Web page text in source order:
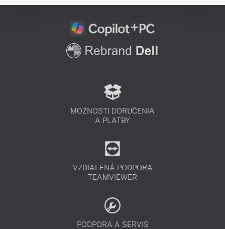
MOŽNOSTI DORUČENIA
A PLATBY
VZDIALENÁ PODPORA
TEAMVIEWER
PODPORA A SERVIS